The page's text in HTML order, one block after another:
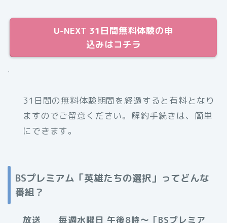
U-NEXT 31日間無料体験の申
込みはコチラ
.
31日間の無料体験期間を経過すると有料となり
ますのでご留意ください。解約手続きは、簡単
にできます。
BSプレミアム「英雄たちの選択」ってどんな
番組？
放送 毎週水曜日 午後8時～［BSプレミア